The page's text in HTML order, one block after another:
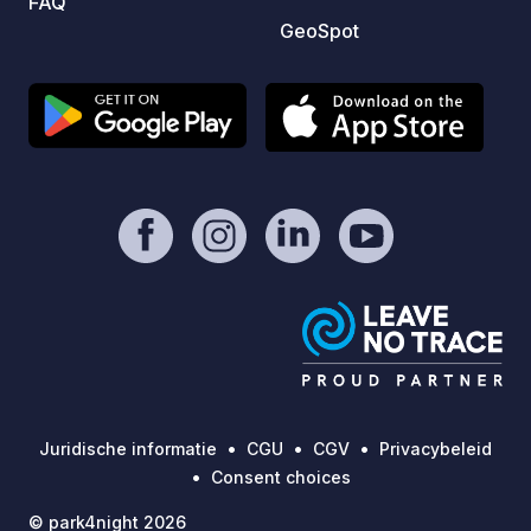
GeoSpot
Juridische informatie CGU CGV
Privacybeleid
Consent choices
© park4night 2026